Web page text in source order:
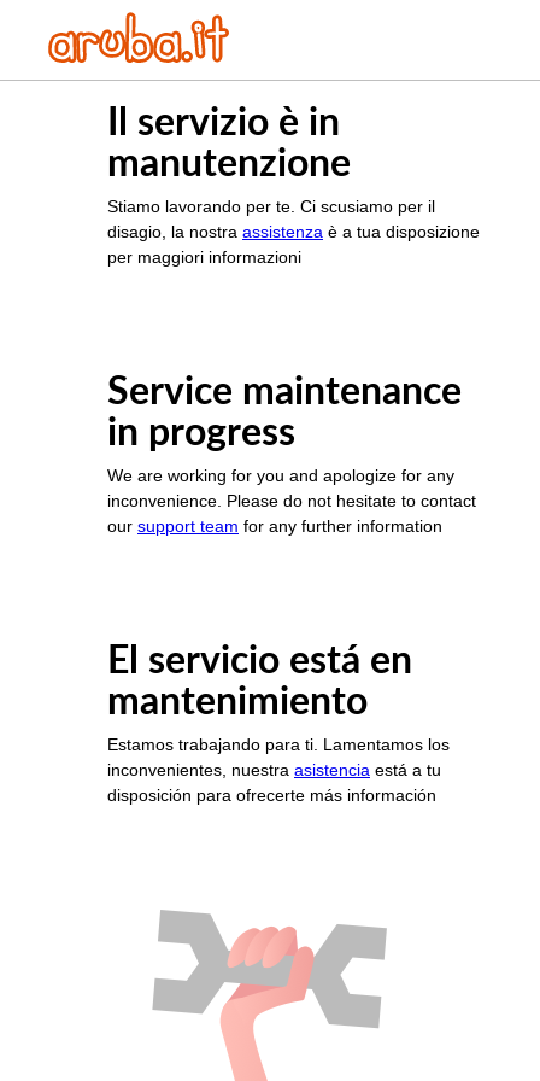
Il servizio è in
manutenzione
Stiamo lavorando per te. Ci scusiamo per il
disagio, la nostra assistenza è a tua disposizione
per maggiori informazioni
Service maintenance
in progress
We are working for you and apologize for any
inconvenience. Please do not hesitate to contact
our support team for any further information
El servicio está en
mantenimiento
Estamos trabajando para ti. Lamentamos los
inconvenientes, nuestra asistencia está a tu
disposición para ofrecerte más información